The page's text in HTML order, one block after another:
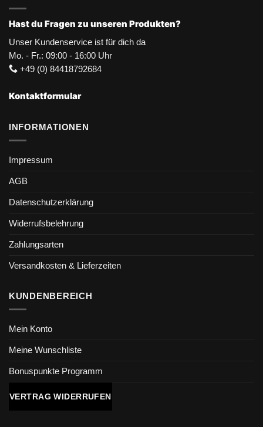
Hast du Fragen zu unseren Produkten?
Unser Kundenservice ist für dich da
Mo. - Fr.: 09:00 - 16:00 Uhr
+49 (0) 84418792684
Kontaktformular
INFORMATIONEN
Impressum
AGB
Datenschutzerklärung
Widerrufsbelehrung
Zahlungsarten
Versandkosten & Lieferzeiten
KUNDENBEREICH
Mein Konto
Meine Wunschliste
Bonuspunkte Programm
VERTRAG WIDERRUFEN